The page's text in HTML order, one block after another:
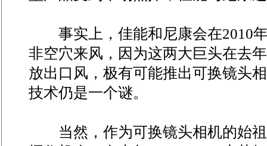
事实上，佳能和尼康会在2010年
非空穴来风，因为这两大巨头在去
放出口风，极有可能推出可换镜头
技术仍是一个谜。
当然，作为可换镜头相机的始祖